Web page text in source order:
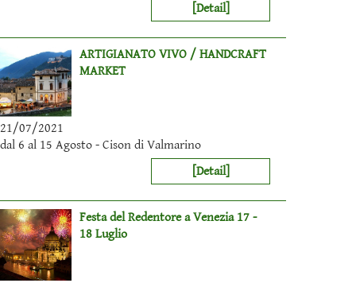
[Detail]
ARTIGIANATO VIVO / HANDCRAFT
MARKET
21/07/2021
dal 6 al 15 Agosto - Cison di Valmarino
[Detail]
Festa del Redentore a Venezia 17 -
18 Luglio